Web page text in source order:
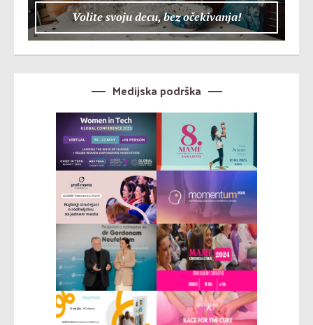
Volite svoju decu, bez očekivanja!
Medijska podrška